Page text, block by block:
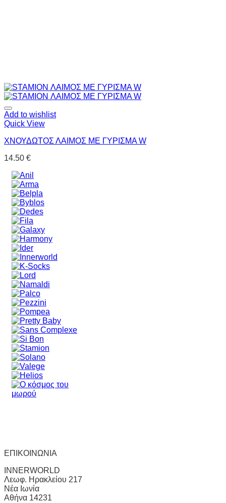
Add to wishlist
Quick View
ΧΝΟΥΔΩΤΟΣ ΛΑΙΜΟΣ ΜΕ ΓΥΡΙΣΜΑ W
14.50 €
ΕΠΙΚΟΙΝΩΝΙΑ
INNERWORLD
Λεωφ. Ηρακλείου 217
Νέα Ιωνία
Αθήνα 14231